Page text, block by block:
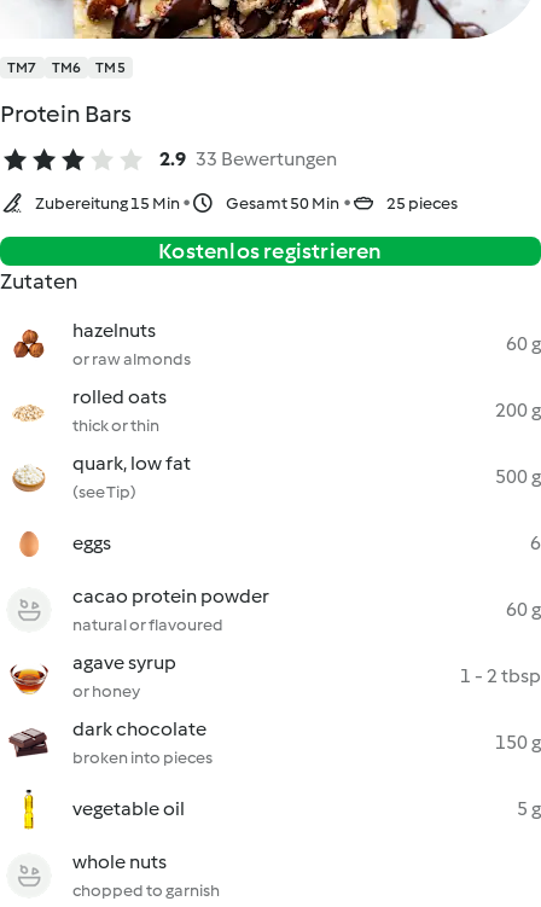
TM7 TM6 TM5
Protein Bars
2.9 33 Bewertungen
Zubereitung 15 Min Gesamt 50 Min 25 pieces
Kostenlos registrieren
Zutaten
hazelnuts
or raw almonds
60 g
rolled oats
thick or thin
200 g
quark, low fat
(see Tip)
500 g
eggs 6
cacao protein powder
natural or flavoured
60 g
agave syrup
or honey
1 - 2 tbsp
dark chocolate
broken into pieces
150 g
vegetable oil 5 g
whole nuts
chopped to garnish